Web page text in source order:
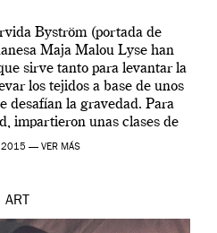
Byström (portada de
Maja Malou Lyse han
sirve tanto para levantar la
los tejidos a base de unos
desafían la gravedad. Para
impartieron unas clases de
el Tate […]
— VER MÁS
ART